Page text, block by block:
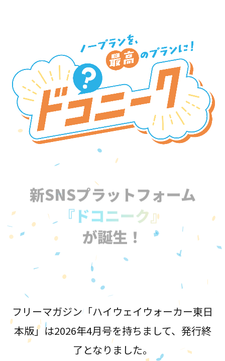
新SNSプラットフォーム
『ドコニーク』
が誕生！
フリーマガジン「ハイウェイウォーカー東日
本版」は2026年4月号を持ちまして、発行終
了となりました。